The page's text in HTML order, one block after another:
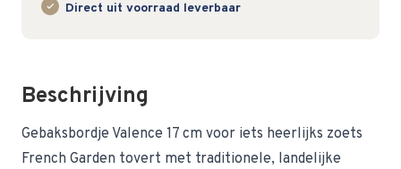
Direct uit voorraad leverbaar
Beschrijving
Gebaksbordje Valence 17 cm voor iets heerlijks zoets
French Garden tovert met traditionele, landelijke